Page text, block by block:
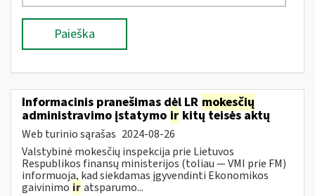
Paieška
Informacinis pranešimas dėl LR mokesčių
administravimo įstatymo ir kitų teisės aktų
Web turinio sąrašas 2024-08-26
Valstybinė mokesčių inspekcija prie Lietuvos
Respublikos finansų ministerijos (toliau — VMI prie FM)
informuoja, kad siekdamas įgyvendinti Ekonomikos
gaivinimo iratsparumo...